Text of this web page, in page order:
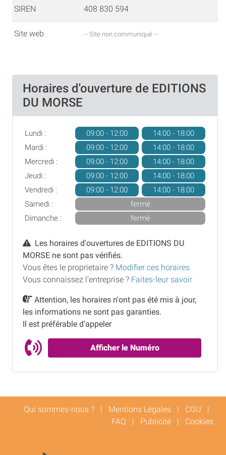
SIREN 408 830 594
Site web -- Site non communiqué --
Horaires d'ouverture de EDITIONS
DU MORSE
Lundi : 09:00 - 12:00
14:00 - 18:00
Mardi :
09:00 - 12:00
14:00 - 18:00
Mercredi :
09:00 - 12:00
14:00 - 18:00
Jeudi :
09:00 - 12:00
14:00 - 18:00
Vendredi :
09:00 - 12:00
14:00 - 18:00
Samedi :
fermé
Dimanche :
fermé
Les horaires d'ouvertures de EDITIONS DU
MORSE ne sont pas vérifiés.
Vous êtes le proprietaire ? Modifier ces horaires
Vous connaissez l'entreprise ? Faites-leur savoir
Attention, les horaires n'ont pas été mis à jour,
les informations ne sont pas garanties.
Il est préférable d'appeler
Afficher le Numéro
Qui sommes-nous ? | Mentions Légales | CGU |
FAQ | Publicité | Cookies